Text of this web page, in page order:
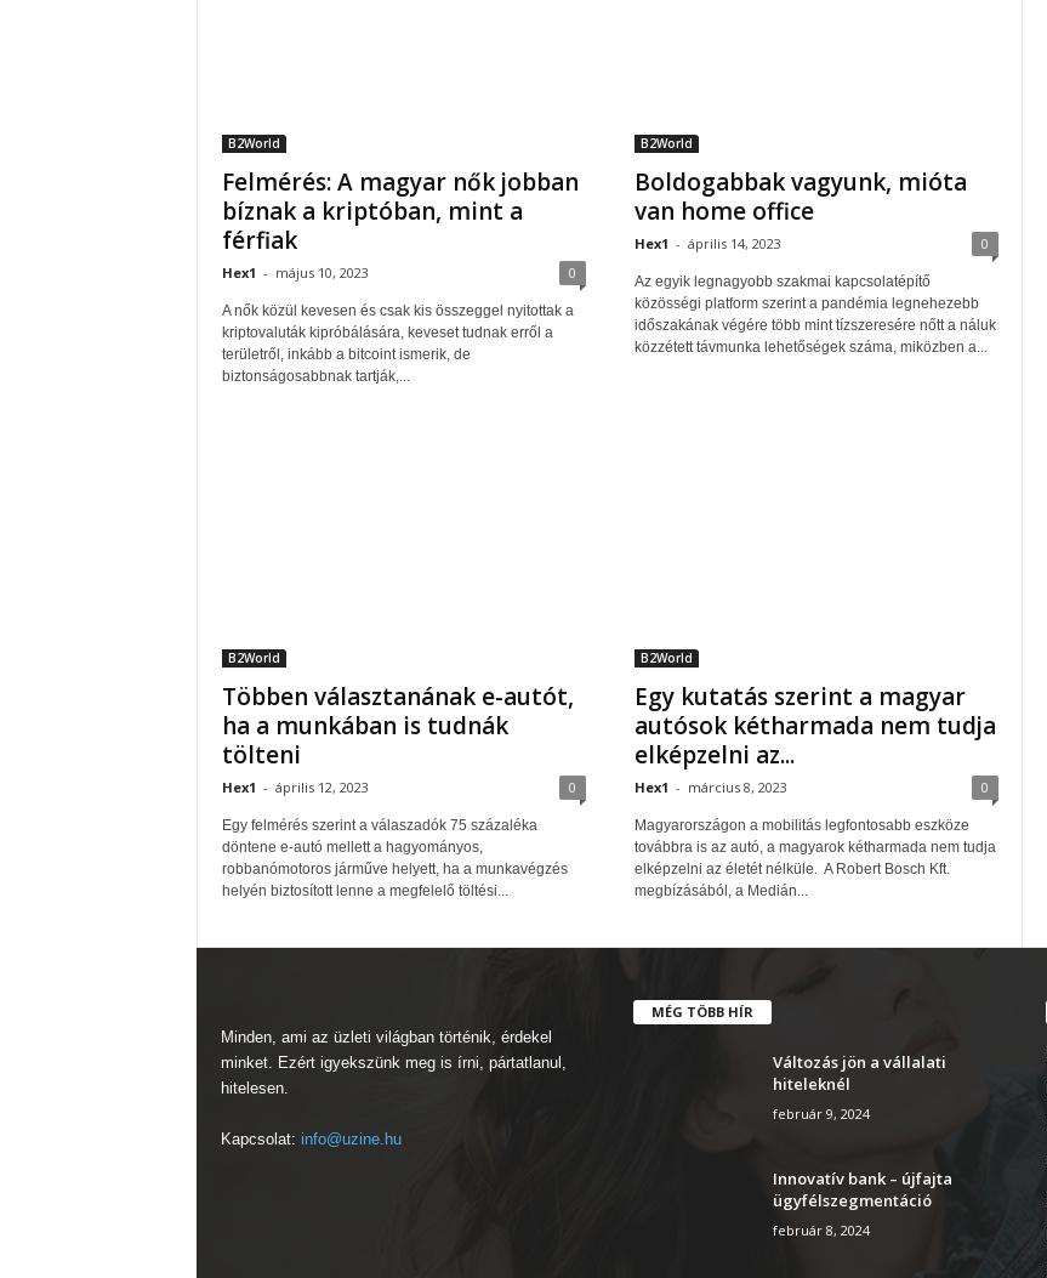
B2World
Felmérés: A magyar nők jobban
bíznak a kriptóban, mint a
férfiak
Hex1 - május 10, 2023 0
A nők közül kevesen és csak kis összeggel nyitottak a
kriptovaluták kipróbálására, keveset tudnak erről a
területről, inkább a bitcoint ismerik, de
biztonságosabbnak tartják,...
B2World
Boldogabbak vagyunk, mióta
van home office
Hex1 - április 14, 2023 0
Az egyik legnagyobb szakmai kapcsolatépítő
közösségi platform szerint a pandémia legnehezebb
időszakának végére több mint tízszeresére nőtt a náluk
közzétett távmunka lehetőségek száma, miközben a...
B2World
Többen választanának e-autót,
ha a munkában is tudnák
tölteni
Hex1 - április 12, 2023 0
Egy felmérés szerint a válaszadók 75 százaléka
döntene e-autó mellett a hagyományos,
robbanómotoros járműve helyett, ha a munkavégzés
helyén biztosított lenne a megfelelő töltési...
B2World
Egy kutatás szerint a magyar
autósok kétharmada nem tudja
elképzelni az...
Hex1 - március 8, 2023 0
Magyarországon a mobilitás legfontosabb eszköze
továbbra is az autó, a magyarok kétharmada nem tudja
elképzelni az életét nélküle. A Robert Bosch Kft.
megbízásából, a Medián...
Minden, ami az üzleti világban történik, érdekel
minket. Ezért igyekszünk meg is írni, pártatlanul,
hitelesen.
Kapcsolat: info@uzine.hu
MÉG TÖBB HÍR
Változás jön a vállalati
hiteleknél
február 9, 2024
Innovatív bank – újfajta
ügyfélszegmentáció
február 8, 2024